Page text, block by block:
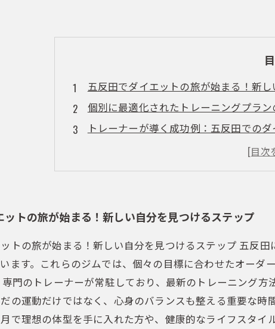
五反田でダイエットの旅が始まる！新
個別に最適化されたトレーニングプラ
トレーナーが導く成功例：五反田での
理想のボディを手に入れるための食事法
自信に満ちた新しい自分へ！五反田で
あなたも挑戦できる！五反田でのダイエ
ットの旅が始まる！新しい自分を見つけるステップ
トの旅が始まる！新しい自分を見つけるステップ 五反
ます。これらのジムでは、個々の目標に合わせたオー
門のトレーナーが常駐しており、最新のトレーニング
の運動だけではなく、心身のバランスも整える重要な
で理想の体型を手に入れた方や、健康的なライフスタ